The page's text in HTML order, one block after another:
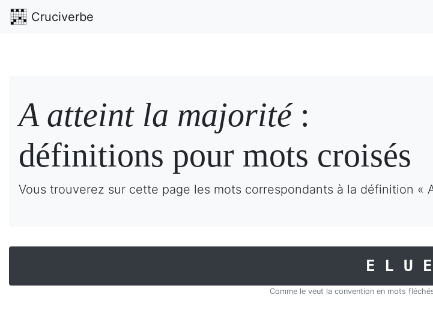
Cruciverbe
A atteint la majorité:
définitions pour mots croisés
Vous trouverez sur cette page les mots correspondants à la définition «
ELUE
Comme le veut la convention en mots